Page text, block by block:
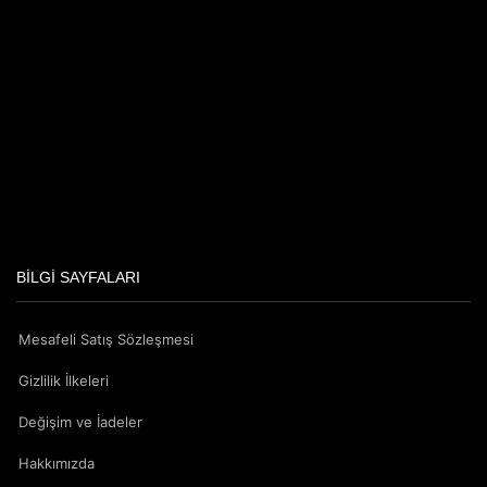
BILGI SAYFALARI
Mesafeli Satış Sözleşmesi
Gizlilik İlkeleri
Değişim ve İadeler
Hakkımızda